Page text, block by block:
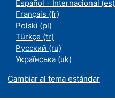
Español - Internacional ‎(es)‎
Français ‎(fr)‎
Polski ‎(pl)‎
Türkçe ‎(tr)‎
Русский ‎(ru)‎
Українська ‎(uk)‎
Cambiar al tema estándar